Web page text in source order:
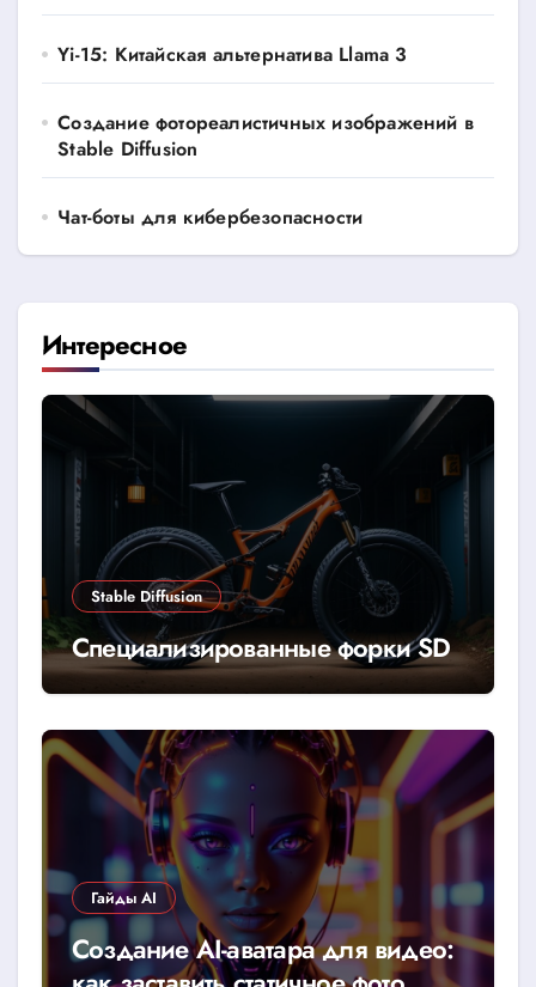
Yi-15: Китайская альтернатива Llama 3
Создание фотореалистичных изображений в
Stable Diffusion
Чат-боты для кибербезопасности
Интересное
Stable Diffusion
Специализированные форки SD
Гайды AI
Создание AI-аватара для видео: